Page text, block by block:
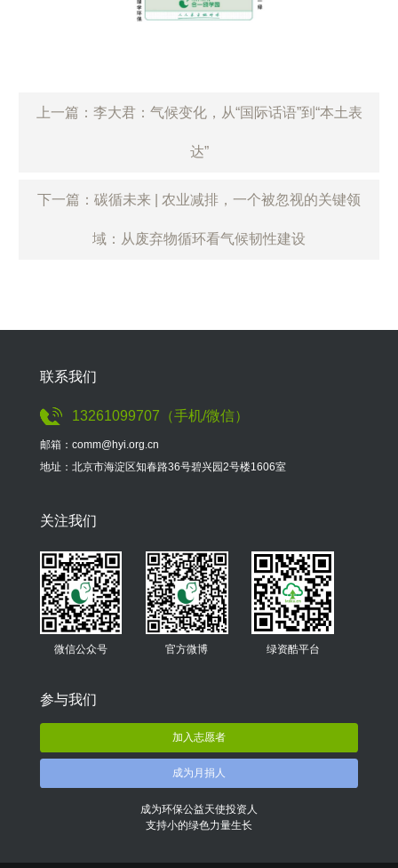
上一篇：李大君：气候变化，从“国际话语”到“本土表
达”
下一篇：碳循未来 | 农业减排，一个被忽视的关键领
域：从废弃物循环看气候韧性建设
联系我们
13261099707（手机/微信）
邮箱：comm@hyi.org.cn
地址：北京市海淀区知春路36号碧兴园2号楼1606室
关注我们
微信公众号 官方微博 绿资酷平台
参与我们
加入志愿者
成为月捐人
成为环保公益天使投资人
支持小的绿色力量生长